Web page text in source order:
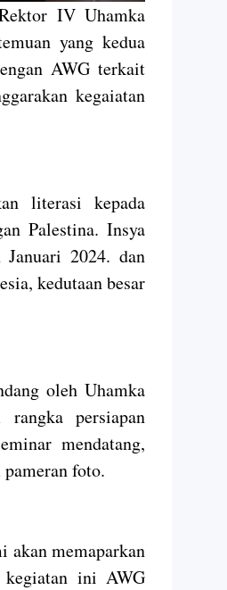
IV Uhamka
yang kedua
AWG terkait
kegaiatan
literasi kepada
Palestina. Insya
2024. dan
kedutaan besar
oleh Uhamka
persiapan
mendatang,
foto.
akan memaparkan
ini AWG